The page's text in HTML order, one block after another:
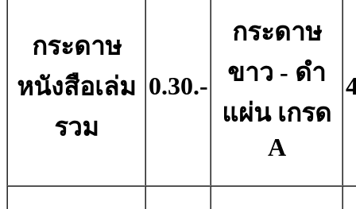
กระดาษ
หนังสือเล่ม
รวม
0.30.-
กระดาษ
ขาว - ดํา
แผ่น เกรด
A